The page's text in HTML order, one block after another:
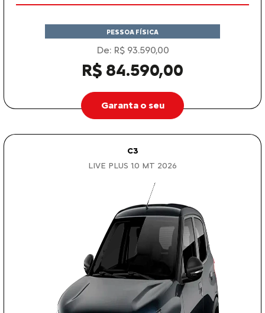
PESSOA FÍSICA
De: R$ 93.590,00
R$ 84.590,00
Garanta o seu
C3
LIVE PLUS 1.0 MT 2026